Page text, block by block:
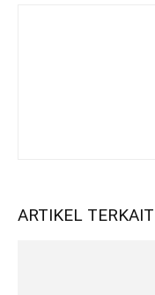
ARTIKEL TERKAIT